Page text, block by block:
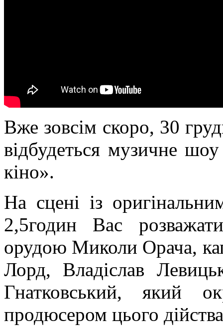
Вже зовсім скоро, 30
відбудеться музичне
кіно».
На сцені із
2,5годин Вас
орудою Миколи Орача,
Лорд, Владіслав
Гнатковський, який
продюсером цього